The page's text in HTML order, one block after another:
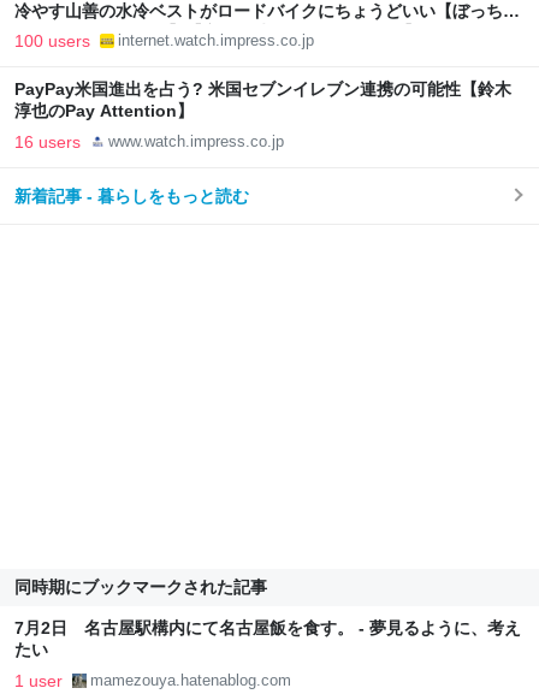
冷やす山善の水冷ベストがロードバイクにちょうどいい【ぼっち・
ざ・ろーど！その14】【空いた時間でなにしてる？】
100 users internet.watch.impress.co.jp
PayPay米国進出を占う? 米国セブンイレブン連携の可能性【鈴木
淳也のPay Attention】
16 users www.watch.impress.co.jp
新着記事 - 暮らしをもっと読む
同時期にブックマークされた記事
7月2日 名古屋駅構内にて名古屋飯を食す。 - 夢見るように、考え
たい
1 user mamezouya.hatenablog.com